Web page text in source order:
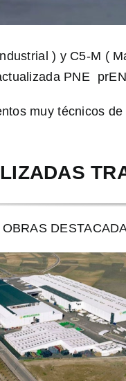
) y C5-M (
PNE 
muy técnicos
CUBIERTA
UNIVERSIDAD
POLITÉCNICA DE
VALENCIA